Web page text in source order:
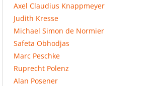
Axel Claudius Knappmeyer
Judith Kresse
Michael Simon de Normier
Safeta Obhodjas
Marc Peschke
Ruprecht Polenz
Alan Posener